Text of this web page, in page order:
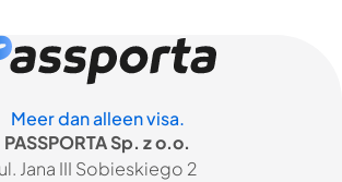
Meer dan alleen visa.
PASSPORTA Sp. z o.o.
ul. Jana III Sobieskiego 2